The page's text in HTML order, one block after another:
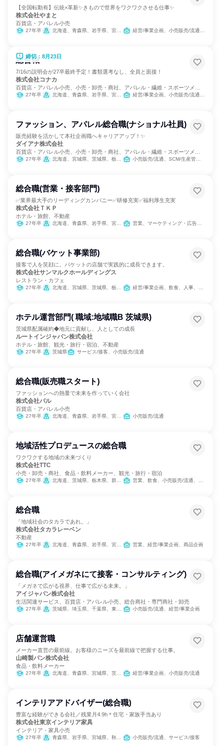
【全国転勤有】伝統×革新✨きもので世界をワクワクさせる仕事✨
株式会社やまと
百貨店・アパレル小売
27年卒 北海道、青森県、岩手県、宮城県、茨城県、栃木県、群馬県、埼玉県、千葉県、東京都、神奈川県、富山県、石川県、山梨県、静岡県、愛知県、京都府、大阪府、兵庫県、岡山県、広島県、香川県、高知県、福岡県、長崎県、熊本県、大分県、宮崎県、鹿児島県 経営/事業企画、小売販売/流通、営業、経理/税務/財務、人事、総務、広報/IR、クリエイティブ/デザイン職、商品企画、製造・生産工程、マーケティング・広告・宣伝、カスタマーサポート/コールセンター
締切：8月23日
総合職
7/16の説明会が27卒最終予定！書類選考なし、全員と面接！
株式会社コナカ
百貨店・アパレル小売、小売・卸売・商社、アパレル・繊維・スポーツメー
カー27年卒 北海道、青森県、岩手県、宮城県、秋田県、山形県、福島県、茨城県、栃木県、群馬県、埼玉県、千葉県、東京都、神奈川県、新潟県、石川県、長野県、岐阜県、静岡県、愛知県、三重県、滋賀県、京都府、大阪府、兵庫県、奈良県、和歌山県、鳥取県、島根県、岡山県、広島県、山口県、徳島県、香川県、愛媛県、高知県、福岡県、佐賀県、長崎県、熊本県、大分県、宮崎県、鹿児島県、沖縄県 経営/事業企画、小売販売/流通、営業、SCM/生産管理/購買/物流、経理/税務/財務、人事、総務、IT、商品企画、マーケティング・広告・宣伝
ファッション、アパレル総合職(ナショナル社員)
販売経験を活かして本社企画職へキャリアアップ！✨
ダイアナ株式会社
百貨店・アパレル小売、小売・卸売・商社、アパレル・繊維・スポーツメー
カー27年卒 北海道、宮城県、茨城県、栃木県、群馬県、埼玉県、千葉県、東京都、神奈川県、石川県、長野県、岐阜県、静岡県、愛知県、三重県、滋賀県、京都府、大阪府、兵庫県、岡山県、広島県、福岡県、長崎県、熊本県、大分県、鹿児島県 小売販売/流通、SCM/生産管理/購買/物流、経営/事業企画、人事、商品企画、マーケティング・広告・宣伝
総合職(営業・接客部門)
✅業界最大手のリーディングカンパニー✅研修充実✅福利厚生充実
株式会社ＴＫＰ
ホテル・旅館、不動産
27年卒 北海道、青森県、岩手県、宮城県、福島県、茨城県、栃木県、埼玉県、千葉県、東京都、神奈川県、富山県、石川県、長野県、静岡県、愛知県、京都府、大阪府、兵庫県、岡山県、広島県、山口県、香川県、愛媛県、福岡県、熊本県、宮崎県、鹿児島県 営業、マーケティング・広告・宣伝
総合職(バケット事業部)
接客で人を笑顔に。バケットの店舗で実践的に成長できます。
株式会社サンマルクホールディングス
レストラン・カフェ
27年卒 北海道、宮城県、茨城県、栃木県、群馬県、埼玉県、千葉県、東京都、神奈川県、石川県、長野県、岐阜県、静岡県、愛知県、三重県、滋賀県、京都府、大阪府、兵庫県、奈良県、岡山県、広島県、徳島県、香川県、愛媛県、福岡県、長崎県、熊本県、鹿児島県 経営/事業企画、飲食、人事、商品企画
ホテル運営部門( 職域:地域職B 茨城県)
茨城県配属確約◆地元に貢献し、人としての成長
ルートインジャパン株式会社
ホテル・旅館、観光・旅行・宿泊、不動産
27年卒 茨城県 サービス/接客、小売販売/流通
総合職(販売職スタート)
ファッションへの熱量で未来を作っていく会社
株式会社パル
百貨店・アパレル小売
27年卒 北海道、青森県、岩手県、宮城県、秋田県、山形県、福島県、茨城県、栃木県、群馬県、埼玉県、千葉県、東京都、神奈川県、新潟県、富山県、石川県、福井県、山梨県、長野県、岐阜県、静岡県、愛知県、三重県、滋賀県、京都府、大阪府、兵庫県、奈良県、和歌山県、鳥取県、島根県、岡山県、広島県、山口県、徳島県、香川県、愛媛県、高知県、福岡県、佐賀県、長崎県、熊本県、大分県、宮崎県、鹿児島県、沖縄県 小売販売/流通
地域活性プロデュースの総合職
ワクワクする地域の未来づくり
株式会社TTC
小売・卸売・商社、食品・飲料メーカー、観光・旅行・宿泊
27年卒 北海道、茨城県、栃木県、群馬県、埼玉県、千葉県、東京都、神奈川県、新潟県、山梨県、長野県、静岡県、鳥取県、徳島県、大分県 営業、飲食、小売販売/流通、商品企画
総合職
「地域社会のタカラであれ。」
株式会社タカラレーベン
不動産
27年卒 北海道、青森県、岩手県、宮城県、秋田県、山形県、福島県、茨城県、栃木県、群馬県、埼玉県、千葉県、東京都、神奈川県、新潟県、富山県、石川県、福井県、山梨県、長野県、岐阜県、静岡県、愛知県、三重県、滋賀県、京都府、大阪府、兵庫県、奈良県、和歌山県、鳥取県、島根県、岡山県、広島県、山口県、徳島県、香川県、愛媛県、高知県、福岡県、佐賀県、長崎県、熊本県、大分県、宮崎県、鹿児島県、沖縄県 営業、経営/事業企画、商品企画
総合職(アイメガネにて接客・コンサルティング)
「メガネで広がる視界、仕事で広がる未来。」
アイジャパン株式会社
生活関連サービス、百貨店・アパレル小売、総合商社・専門商社・卸売
27年卒 茨城県、埼玉県、千葉県、東京都 小売販売/流通、経営/事業企画
店舗運営職
メーカー直営の最前線。お客様のニーズを最前線で把握する仕事。
山崎製パン株式会社
食品・飲料メーカー
27年卒 北海道、青森県、宮城県、茨城県、群馬県、埼玉県、千葉県、東京都、神奈川県、新潟県、愛知県、京都府、大阪府、兵庫県、岡山県、広島県、福岡県、熊本県 経営/事業企画、小売販売/流通
インテリアアドバイザー(総合職)
豊富な経験ができる会社／残業月4.9h＊住宅・家族手当あり
株式会社東京インテリア家具
インテリア・家具小売
27年卒 青森県、岩手県、宮城県、秋田県、山形県、福島県、茨城県、栃木県、群馬県、埼玉県、千葉県、東京都、新潟県、石川県、山梨県、長野県、岐阜県、静岡県、愛知県、三重県、滋賀県、大阪府、兵庫県、岡山県、福岡県 小売販売/流通、サービス/接客